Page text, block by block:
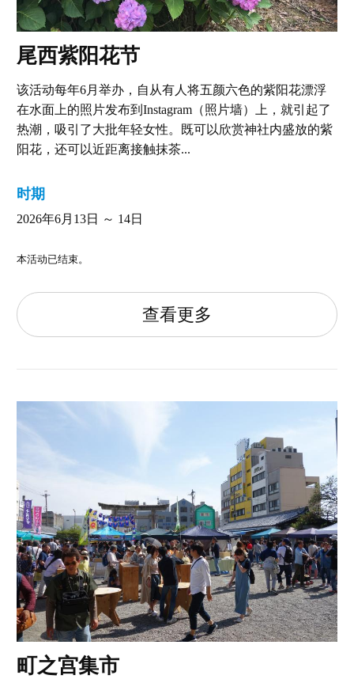
尾西紫阳花节
该活动每年6月举办，自从有人将五颜六色的紫阳花漂浮
在水面上的照片发布到Instagram（照片墙）上，就引起了
热潮，吸引了大批年轻女性。既可以欣赏神社内盛放的紫
阳花，还可以近距离接触抹茶...
时期
2026年6月13日 ～ 14日
本活动已结束。
查看更多
町之宫集市